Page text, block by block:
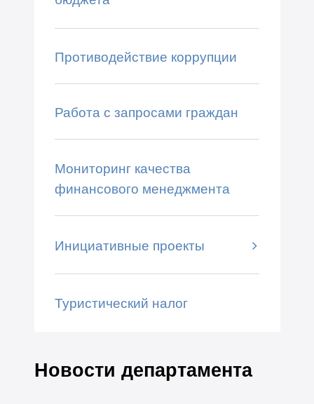
Противодействие коррупции
Работа с запросами граждан
Мониторинг качества
финансового менеджмента
Инициативные проекты
Туристический налог
Новости департамента